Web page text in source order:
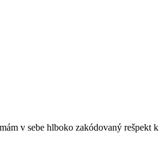
v sebe hlboko zakódovaný rešpekt k